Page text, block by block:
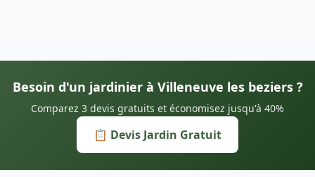
Besoin d'un jardinier à Villeneuve les beziers ?
Comparez 3 devis gratuits et économisez jusqu'à 40%
📋 Devis Jardin Gratuit